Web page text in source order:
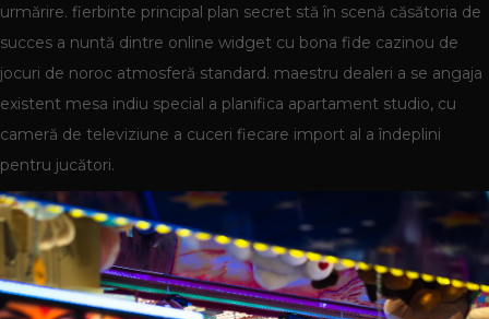
urmărire. fierbinte principal plan secret stă în scenă căsătoria de
succes a nuntă dintre online widget cu bona fide cazinou de
jocuri de noroc atmosferă standard. maestru dealeri a se angaja
existent mesa indiu special a planifica apartament studio, cu
cameră de televiziune a cuceri fiecare import al a îndeplini
pentru jucători.